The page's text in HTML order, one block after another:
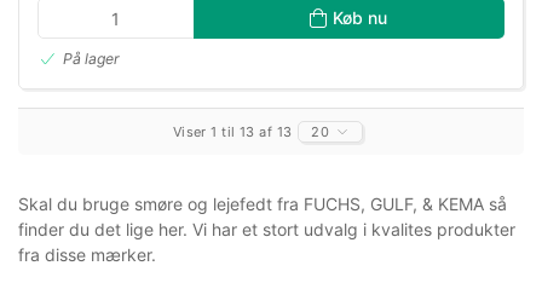
Køb nu
På lager
Viser 1 til 13 af 13 20
Skal du bruge smøre og lejefedt fra FUCHS, GULF, & KEMA så
finder du det lige her. Vi har et stort udvalg i kvalites produkter
fra disse mærker.